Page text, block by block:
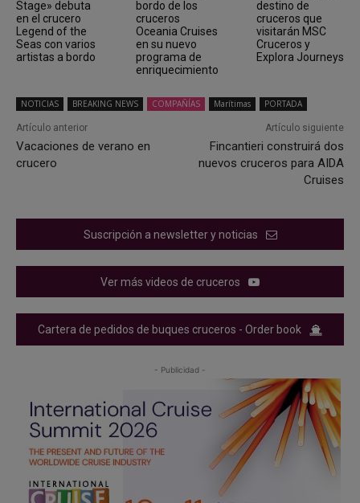
Stage» debuta
en el crucero
Legend of the
Seas con varios
artistas a bordo
bordo de los
cruceros
Oceania Cruises
en su nuevo
programa de
enriquecimiento
destino de
cruceros que
visitarán MSC
Cruceros y
Explora Journeys
NOTICIAS BREAKING NEWS COMPAÑÍAS Marítimas PORTADA
Artículo anterior
Vacaciones de verano en
crucero
Artículo siguiente
Fincantieri construirá dos
nuevos cruceros para AIDA
Cruises
Suscripción a newsletter y noticias
Ver más videos de cruceros
Cartera de pedidos de buques cruceros - Order book
- Publicidad -